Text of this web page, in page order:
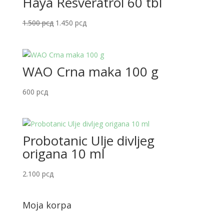
1.500рсд Originalna
bila:
1.500 рсд.
1.450 рсдTrenutna
1.450 рсд.
WAO Crna maka 100 g
600 рсд
Probotanic Ulje divljeg
origana 10 ml
2.100 рсд
Moja korpa